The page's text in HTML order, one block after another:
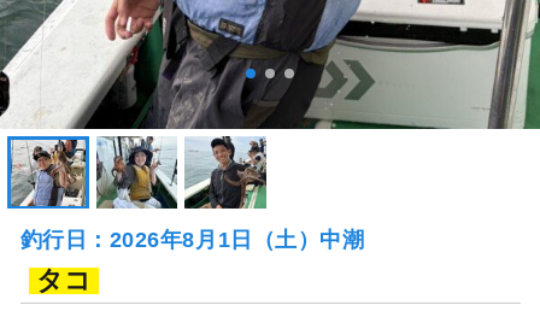
釣行日：2026年8月1日（土）中潮
タコ